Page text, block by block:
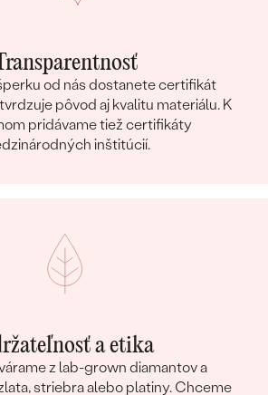
od nás dostanete certifikát
pôvod aj kvalitu materiálu. K
pridávame tiež certifikáty
inštitúcií.
a etika
z lab-grown diamantov a
striebra alebo platiny. Chceme